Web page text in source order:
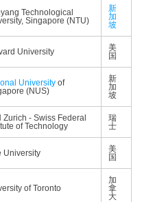
Technological
Singapore (NTU)
新
加
坡
University
美
国
University of
(NUS)
新
加
坡
Zurich - Swiss Federal
of Technology
瑞
士
University
美
国
of Toronto
加
拿
大